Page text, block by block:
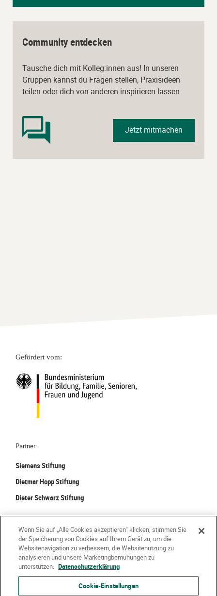
Community entdecken
Tausche dich mit Kolleg:innen aus! In unseren
Gruppen kannst du Fragen stellen, Praxisideen
teilen oder dich von anderen inspirieren lassen.
Jetzt mitmachen
Gefördert vom:
Partner:
Siemens Stiftung
Dietmar Hopp Stiftung
Dieter Schwarz Stiftung
Kontakt Häufige Fragen
Impressum
Datenschutzerklärung
Nutzungsbedingungen
Wenn Sie auf „Alle Cookies akzeptieren“ klicken, stimmen Sie
der Speicherung von Cookies auf Ihrem Gerät zu, um die
Websitenavigation zu verbessern, die Websitenutzung zu
analysieren und unsere Marketingbemühungen zu
unterstützen. Datenschutzerklärung
Cookie-Einstellungen